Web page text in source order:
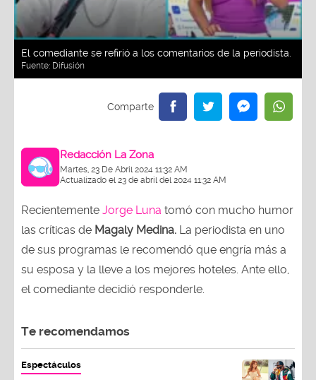
El comediante se refirió a los comentarios de la periodista.
Fuente: Difusión
Redacción La Zona
Martes, 23 De Abril 2024 11:32 AM
Actualizado el 23 de abril del 2024 11:32 AM
Recientemente Jorge Luna tomó con mucho humor
las críticas de Magaly Medina. La periodista en uno
de sus programas le recomendó que engría más a
su esposa y la lleve a los mejores hoteles. Ante ello,
el comediante decidió responderle.
Te recomendamos
Espectáculos